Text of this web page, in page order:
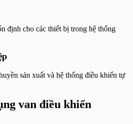
định cho các thiết bị trong hệ thống
sản xuất và hệ thống điều khiển tự
van điều khiển